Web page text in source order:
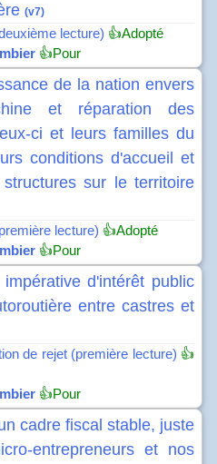
(v7)
lecture) 👍Adopté
👍Pour
de la nation envers
et réparation des
ci et leurs familles du
conditions d'accueil et
sur le territoire
lecture) 👍Adopté
👍Pour
d'intérêt public
entre castres et
de rejet (première lecture) 👍
👍Pour
cadre fiscal stable, juste
entrepreneurs et nos